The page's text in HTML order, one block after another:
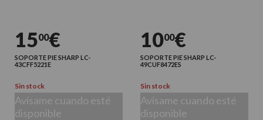
1500€
SOPORTE PIE SHARP LC-
43CFF5221E
Sin stock
Avísame cuando esté
disponible
1000€
SOPORTE PIE SHARP LC-
49CUF8472ES
Sin stock
Avísame cuando esté
disponible